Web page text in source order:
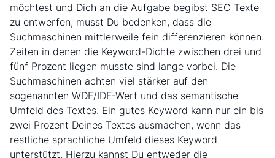
möchtest und Dich an die Aufgabe begibst SEO Texte
zu entwerfen, musst Du bedenken, dass die
Suchmaschinen mittlerweile fein differenzieren können.
Zeiten in denen die Keyword-Dichte zwischen drei und
fünf Prozent liegen musste sind lange vorbei. Die
Suchmaschinen achten viel stärker auf den
sogenannten WDF/IDF-Wert und das semantische
Umfeld des Textes. Ein gutes Keyword kann nur ein bis
zwei Prozent Deines Textes ausmachen, wenn das
restliche sprachliche Umfeld dieses Keyword
unterstützt. Hierzu kannst Du entweder die